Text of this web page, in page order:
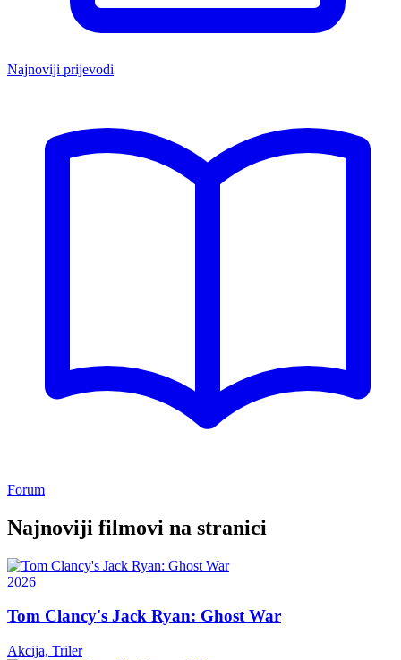
Najnoviji prijevodi
Forum
Najnoviji filmovi na stranici
2026
Tom Clancy's Jack Ryan: Ghost War
Akcija, Triler